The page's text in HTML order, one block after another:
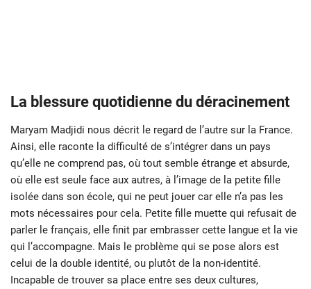
La blessure quotidienne du déracinement
Maryam Madjidi nous décrit le regard de l’autre sur la France.
Ainsi, elle raconte la difficulté de s’intégrer dans un pays
qu’elle ne comprend pas, où tout semble étrange et absurde,
où elle est seule face aux autres, à l’image de la petite fille
isolée dans son école, qui ne peut jouer car elle n’a pas les
mots nécessaires pour cela. Petite fille muette qui refusait de
parler le français, elle finit par embrasser cette langue et la vie
qui l’accompagne. Mais le problème qui se pose alors est
celui de la double identité, ou plutôt de la non-identité.
Incapable de trouver sa place entre ses deux cultures,